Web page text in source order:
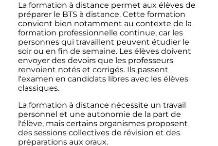
La formation à distance permet aux élèves de
préparer le BTS à distance. Cette formation
convient bien notamment au contexte de la
formation professionnelle continue, car les
personnes qui travaillent peuvent étudier le
soir ou en fin de semaine. Les élèves doivent
envoyer des devoirs que les professeurs
renvoient notés et corrigés. Ils passent
l'examen en candidats libres avec les élèves
classiques.
La formation à distance nécessite un travail
personnel et une autonomie de la part de
l'élève, mais certains organismes proposent
des sessions collectives de révision et des
préparations aux oraux.